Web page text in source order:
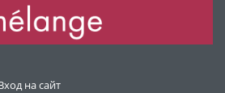
на сайт